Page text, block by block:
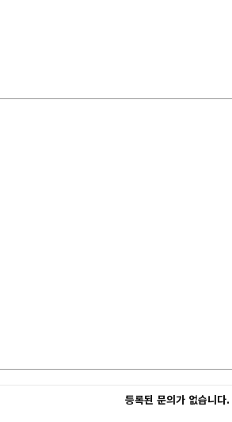
등록된 문의가 없습니다.